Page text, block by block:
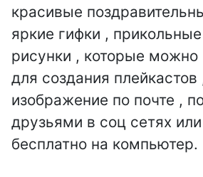
а
День
воспитателя
День
оружейника
День
системного
День
этнографа
День
юрслужбы
МВД
День бокса
красивые
яркие гифки ,
рисунки , которые можно
для создания плейкастов
изображение по почте ,
друзьями в соц сетях
бесплатно на компьютер.